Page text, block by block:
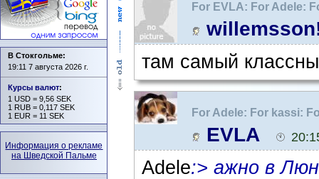
For EVLA: For Adele:
город самый
там самый
For Adele: For kassi:
красивый в швеции ?
EVLA
Adele:> ажно в
В Стокгольме:
19:11 7 августа 2026 г.
Курсы валют:
1 USD = 9,56 SEK
1 RUB = 0,117 SEK
1 EUR = 11 SEK
Информация о рекламе
на Шведской Пальме